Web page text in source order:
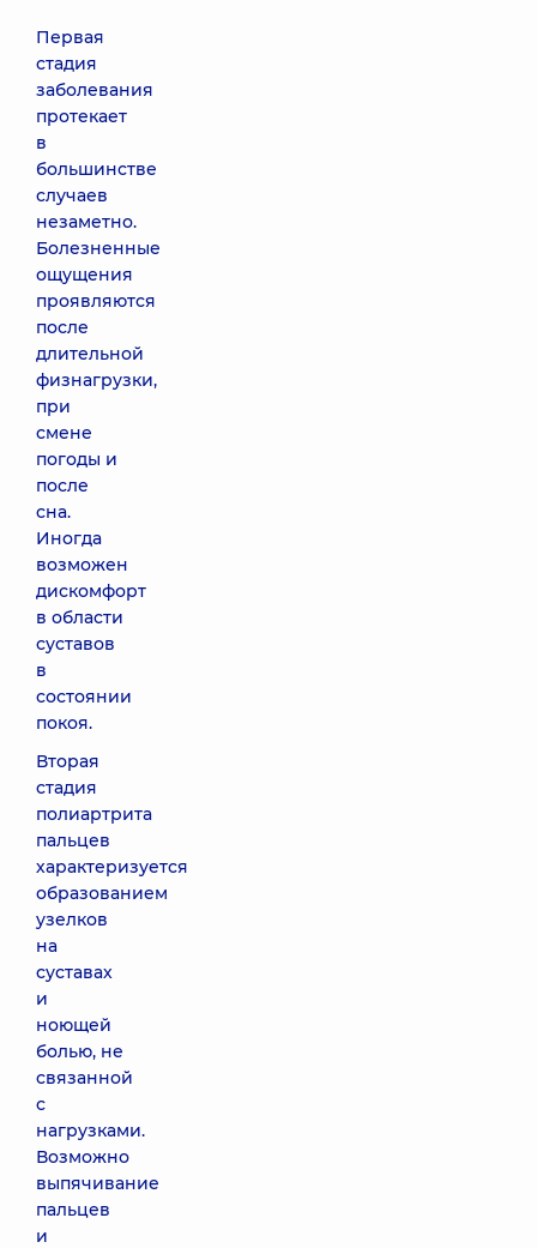
Первая
стадия
заболевания
протекает
в
большинстве
случаев
незаметно.
Болезненные
ощущения
проявляются
после
длительной
физнагрузки,
при
смене
погоды и
после
сна.
Иногда
возможен
дискомфорт
в области
суставов
в
состоянии
покоя.
Вторая
стадия
полиартрита
пальцев
характеризуется
образованием
узелков
на
суставах
и
ноющей
болью, не
связанной
с
нагрузками.
Возможно
выпячивание
пальцев
и